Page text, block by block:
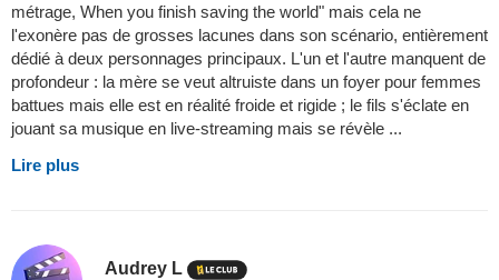
métrage, When you finish saving the world" mais cela ne
l'exonère pas de grosses lacunes dans son scénario, entièrement
dédié à deux personnages principaux. L'un et l'autre manquent de
profondeur : la mère se veut altruiste dans un foyer pour femmes
battues mais elle est en réalité froide et rigide ; le fils s'éclate en
jouant sa musique en live-streaming mais se révèle ...
Lire plus
Audrey L